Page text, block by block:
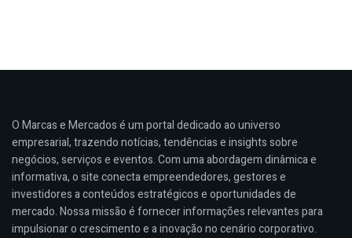
O Marcas e Mercados é um portal dedicado ao universo
empresarial, trazendo notícias, tendências e insights sobre
negócios, serviços e eventos. Com uma abordagem dinâmica e
informativa, o site conecta empreendedores, gestores e
investidores a conteúdos estratégicos e oportunidades de
mercado. Nossa missão é fornecer informações relevantes para
impulsionar o crescimento e a inovação no cenário corporativo.